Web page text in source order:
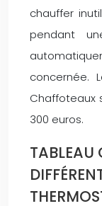
chauffer
pendant
concernée.
Chaffoteaux
300 euros.
TABLEAU